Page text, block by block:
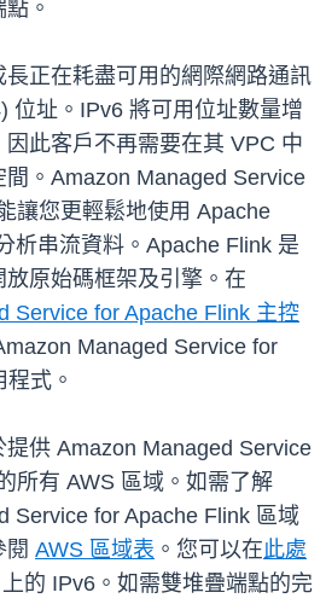
。
長正在耗盡可用的網際網路通訊
位址。IPv6 將可用位址數量增
此客戶不再需要在其 VPC 中
間。Amazon Managed Service
讓您更輕鬆地使用 Apache
析串流資料。Apache Flink 是
原始碼框架及引擎。在
Service for Apache Flink 主控
Managed Service for
式。
提供 Amazon Managed Service
所有 AWS 區域。如需了解
Service for Apache Flink 區域
閱 AWS 區域表 。您可以在此處
的 IPv6。如需雙堆疊端點的完